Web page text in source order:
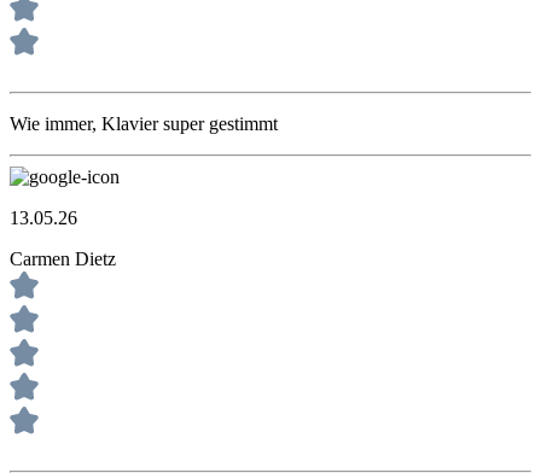
Wie immer, Klavier super gestimmt
13.05.26
Carmen Dietz